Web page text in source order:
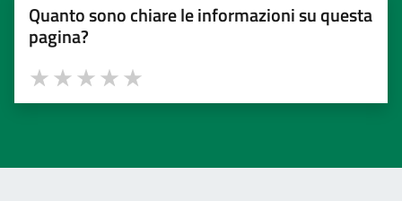
Quanto sono chiare le informazioni su questa
pagina?
Valuta 5 stelle su 5
Valuta 4 stelle su 5
Valuta 3 stelle su 5
Valuta 2 stelle su 5
Valuta 1 stelle su 5